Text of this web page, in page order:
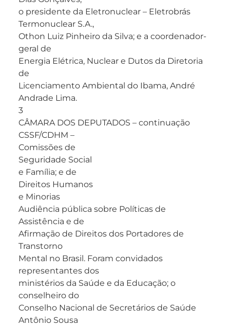
o presidente da Eletronuclear – Eletrobrás
Termonuclear S.A.,
Othon Luiz Pinheiro da Silva; e a coordenador-
geral de
Energia Elétrica, Nuclear e Dutos da Diretoria
de
Licenciamento Ambiental do Ibama, André
Andrade Lima.
3
CÂMARA DOS DEPUTADOS – continuação
CSSF/CDHM –
Comissões de
Seguridade Social
e Família; e de
Direitos Humanos
e Minorias
Audiência pública sobre Políticas de
Assistência e de
Afirmação de Direitos dos Portadores de
Transtorno
Mental no Brasil. Foram convidados
representantes dos
ministérios da Saúde e da Educação; o
conselheiro do
Conselho Nacional de Secretários de Saúde
Antônio Sousa